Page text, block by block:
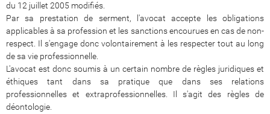
du 12 juillet 2005 modifiés.
Par sa prestation de serment, l'avocat accepte les obligations
applicables à sa profession et les sanctions encourues en cas de non-
respect. Il s'engage donc volontairement à les respecter tout au long
de sa vie professionnelle.
L'avocat est donc soumis à un certain nombre de règles juridiques et
éthiques tant dans sa pratique que dans ses relations
professionnelles et extraprofessionnelles. Il s'agit des règles de
déontologie.